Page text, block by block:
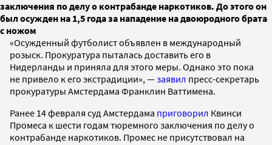
заключения по делу о контрабанде наркотиков. До этого он
был осужден на 1,5 года за нападение на двоюродного брата
с ножом
«Осужденный футболист объявлен в международный
розыск. Прокуратура пыталась доставить его в
Нидерланды и приняла для этого меры. Однако это пока
не привело к его экстрадиции», —заявил пресс-секретарь
прокуратуры Амстердама Франклин Ваттимена.
Ранее 14 февраля суд Амстердама приговорил Квинси
Промеса к шести годам тюремного заключения по делу о
контрабанде наркотиков. Промес не присутствовал на